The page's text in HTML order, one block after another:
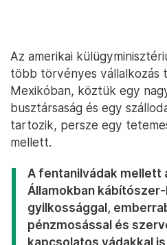
Az amerikai
több törvényes vállalkozás
Mexikóban, köztük egy
busztársaság és egy
tartozik, persze egy
mellett.
A fentanilvádak mellett
Államokban
gyilkossággal,
pénzmosással és
kapcsolatos vádakkal